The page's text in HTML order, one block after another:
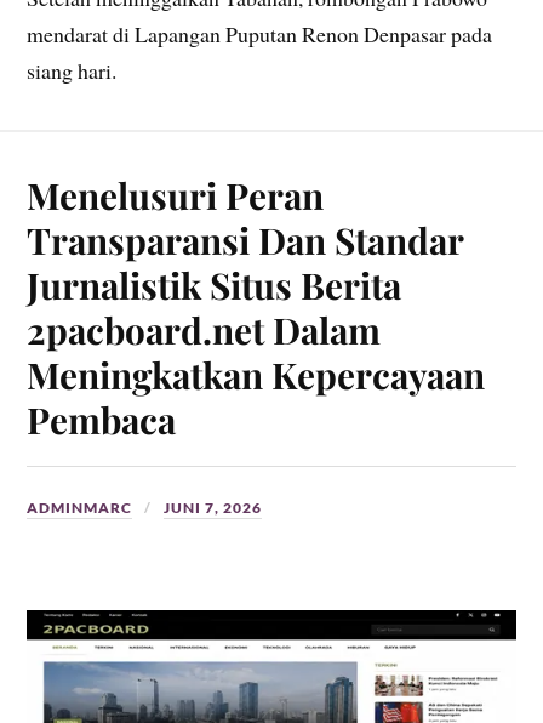
mendarat di Lapangan Puputan Renon Denpasar pada
siang hari.
Menelusuri Peran
Transparansi Dan Standar
Jurnalistik Situs Berita
2pacboard.net Dalam
Meningkatkan Kepercayaan
Pembaca
ADMINMARC JUNI 7, 2026